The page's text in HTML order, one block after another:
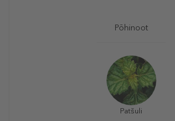
Põhinoot
Patšuli